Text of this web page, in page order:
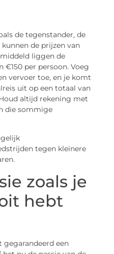
de tegenstander, de
de prijzen van
liggen de
per persoon. Voeg
vervoer toe, en je komt
uit op een totaal van
altijd rekening met
die sommige
tegen kleinere
zoals je
hebt
gegarandeerd een